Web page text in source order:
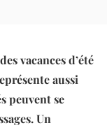
vacances d’été
aussi
peuvent se
Un